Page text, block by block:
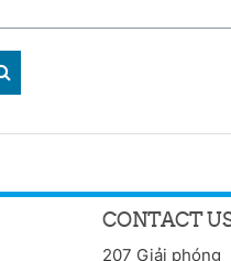
SEARCH COURSES
CONTACT
207 Giải phóng